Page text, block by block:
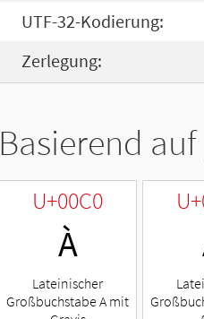
UTF-32-Kodierung:
Zerlegung:
Basierend auf
U+00C0
À
Lateinischer
Großbuchstabe A mit